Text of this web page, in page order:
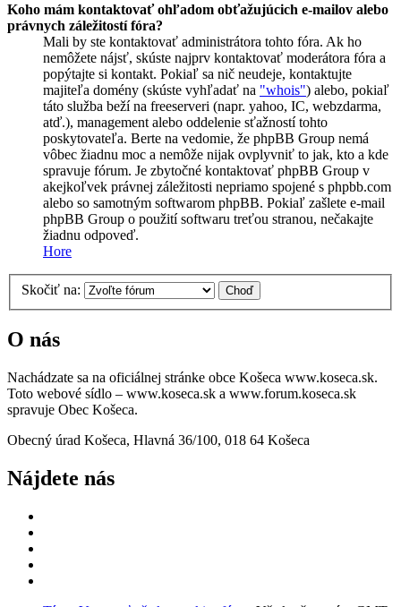
Koho mám kontaktovať ohľadom obťažujúcich e-mailov alebo
právnych záležitostí fóra?
Mali by ste kontaktovať administrátora tohto fóra. Ak ho
nemôžete nájsť, skúste najprv kontaktovať moderátora fóra a
popýtajte si kontakt. Pokiaľ sa nič neudeje, kontaktujte
majiteľa domény (skúste vyhľadať na "whois") alebo, pokiaľ
táto služba beží na freeserveri (napr. yahoo, IC, webzdarma,
atď.), management alebo oddelenie sťažností tohto
poskytovateľa. Berte na vedomie, že phpBB Group nemá
vôbec žiadnu moc a nemôže nijak ovplyvniť to jak, kto a kde
spravuje fórum. Je zbytočné kontaktovať phpBB Group v
akejkoľvek právnej záležitosti nepriamo spojené s phpbb.com
alebo so samotným softwarom phpBB. Pokiaľ zašlete e-mail
phpBB Group o použití softwaru treťou stranou, nečakajte
žiadnu odpoveď.
Hore
Skočiť na:
O nás
Nachádzate sa na oficiálnej stránke obce Košeca www.koseca.sk.
Toto webové sídlo – www.koseca.sk a www.forum.koseca.sk
spravuje Obec Košeca.
Obecný úrad Košeca, Hlavná 36/100, 018 64 Košeca
Nájdete nás